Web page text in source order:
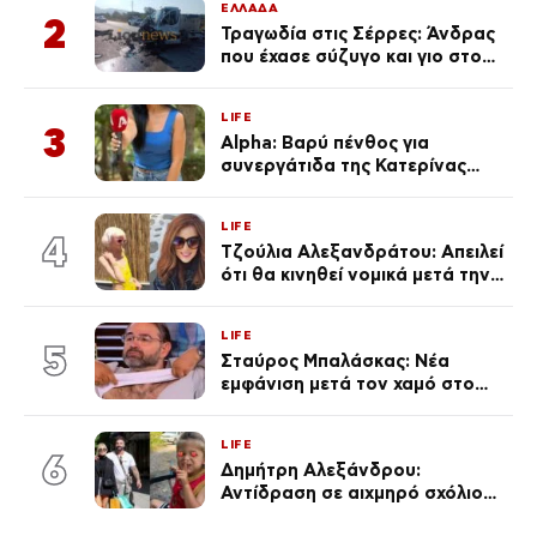
2
ΕΛΛΑΔΑ
Τραγωδία στις Σέρρες: Άνδρας
που έχασε σύζυγο και γιο στο
3
LIFE
Alpha: Βαρύ πένθος για
συνεργάτιδα της Κατερίνας
του Θεού»
4
LIFE
Τζούλια Αλεξανδράτου: Απειλεί
ότι θα κινηθεί νομικά μετά την
5
LIFE
Σταύρος Μπαλάσκας: Νέα
εμφάνιση μετά τον χαμό στο
6
LIFE
Δημήτρη Αλεξάνδρου:
Αντίδραση σε αιχμηρό σχόλιο